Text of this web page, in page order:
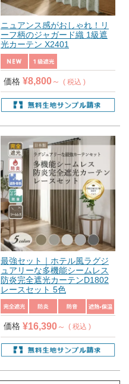
ニュアンス感がおしゃれ！リ
ーフ柄のジャガード織 1級遮
光カーテン X2401
価格 ¥8,800 税込
最強セット｜ホテル風ラグジ
ュアリーな多機能シームレス
防炎完全遮光カーテンD1802
レースセット 5色
価格 ¥16,390 税込